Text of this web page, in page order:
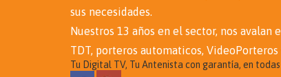
sus necesidades.
Nuestros 13 años en el sector, nos
TDT, porteros automaticos, VideoPorteros
Tu Digital TV, Tu Antenista con garantía, en